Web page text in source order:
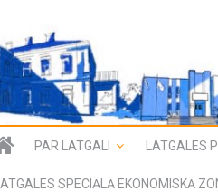
PAR LATGALI LATGALES
LATGALES SPECIĀLĀ EKONOMISKĀ